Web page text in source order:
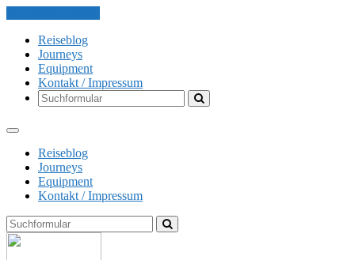
Reiseblog
Journeys
Equipment
Kontakt / Impressum
Search
Reiseblog
Journeys
Equipment
Kontakt / Impressum
Search